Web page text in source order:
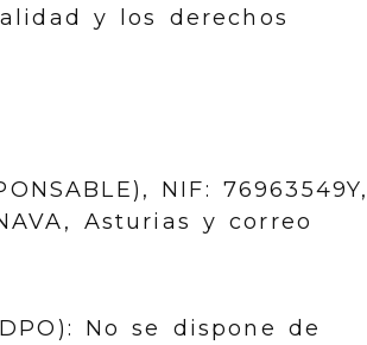
y los derechos
NIF: 76963549Y,
, Asturias y correo
No se dispone de